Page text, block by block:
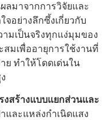
ลมาจากการวิจัยและ
อย่างลึกซึ้งเกี่ยวกับ
มเป็นจริงทุกแง่มุมของ
สมเพื่ออายุการใช้งานที่
ย ทําให้โดดเด่นใน
งสร้างแบบแยกส่วนและ
และแหล่งกําเนิดแสง